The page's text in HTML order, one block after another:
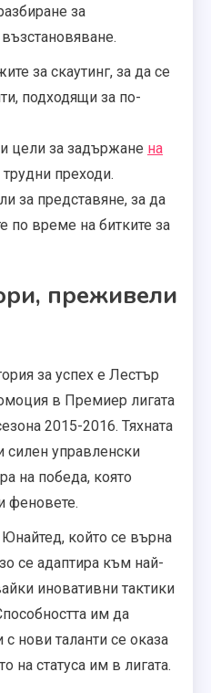
за
за скаутинг, за да се
подходящи за по-
цели за задържане на
преходи.
за представяне, за да
по време на битките за
преживели
за успех е Лестър
в Премиер лигата
2015-2016. Тяхната
силен управленски
на победа, която
феновете.
който се върна
се адаптира към най-
иновативни тактики
им да
с нови таланти се оказа
на статуса им в лигата.